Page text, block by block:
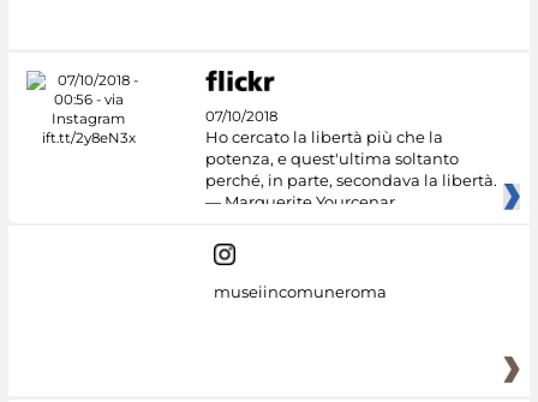
07/10/2018
Ho cercato la libertà più che la
potenza, e quest'ultima soltanto
perché, in parte, secondava la libertà.
— Marguerite Yourcenar
museiincomuneroma